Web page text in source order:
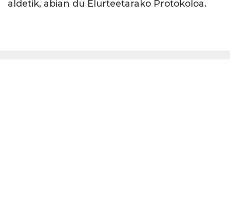
aldetik, abian du Elurteetarako Protokoloa.